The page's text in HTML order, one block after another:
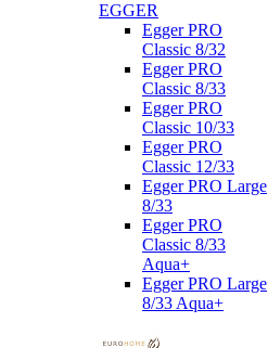
EGGER
Egger PRO
Classic 8/32
Egger PRO
Classic 8/33
Egger PRO
Classic 10/33
Egger PRO
Classic 12/33
Egger PRO Large
8/33
Egger PRO
Classic 8/33
Aqua+
Egger PRO Large
8/33 Aqua+